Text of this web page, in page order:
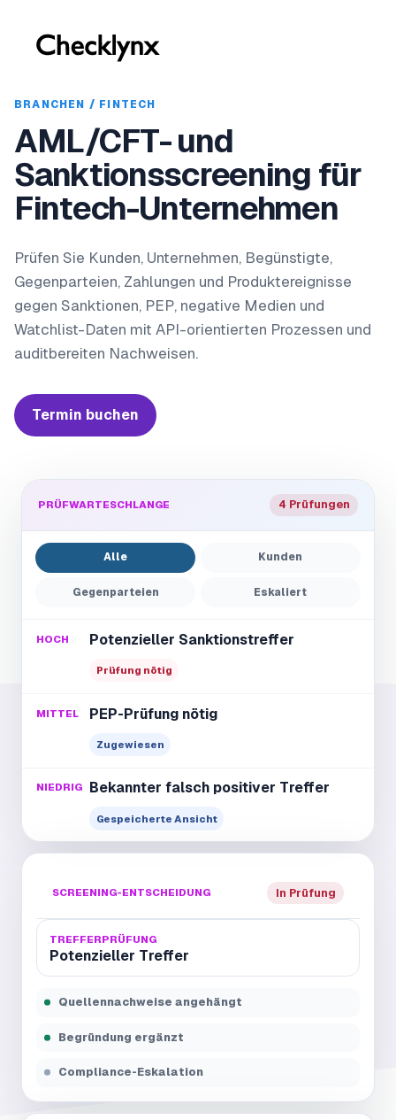
BRANCHEN / FINTECH
AML/CFT- und
Sanktionsscreening für
Fintech-Unternehmen
Prüfen Sie Kunden, Unternehmen, Begünstigte,
Gegenparteien, Zahlungen und Produktereignisse
gegen Sanktionen, PEP, negative Medien und
Watchlist-Daten mit API-orientierten Prozessen und
auditbereiten Nachweisen.
Termin buchen
PRÜFWARTESCHLANGE 4 Prüfungen
Alle Kunden
Gegenparteien Eskaliert
HOCH Potenzieller Sanktionstreffer
Prüfung nötig
MITTEL PEP-Prüfung nötig
Zugewiesen
NIEDRIG Bekannter falsch positiver Treffer
Gespeicherte Ansicht
SCREENING-ENTSCHEIDUNG In Prüfung
TREFFERPRÜFUNG
Potenzieller Treffer
Quellennachweise angehängt
Begründung ergänzt
Compliance-Eskalation